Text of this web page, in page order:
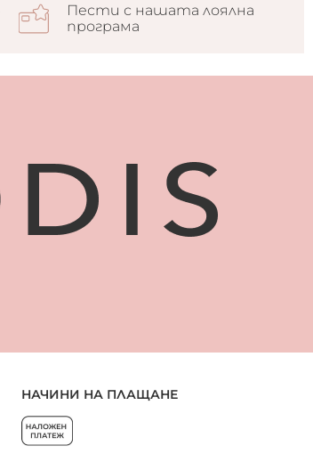
Пести с нашата лоялна
програма
НАЧИНИ НА ПЛАЩАНЕ